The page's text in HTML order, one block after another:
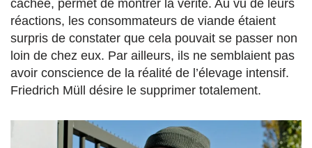
cachée, permet de montrer la vérité. Au vu de leurs
réactions, les consommateurs de viande étaient
surpris de constater que cela pouvait se passer non
loin de chez eux. Par ailleurs, ils ne semblaient pas
avoir conscience de la réalité de l’élevage intensif.
Friedrich Müll désire le supprimer totalement.